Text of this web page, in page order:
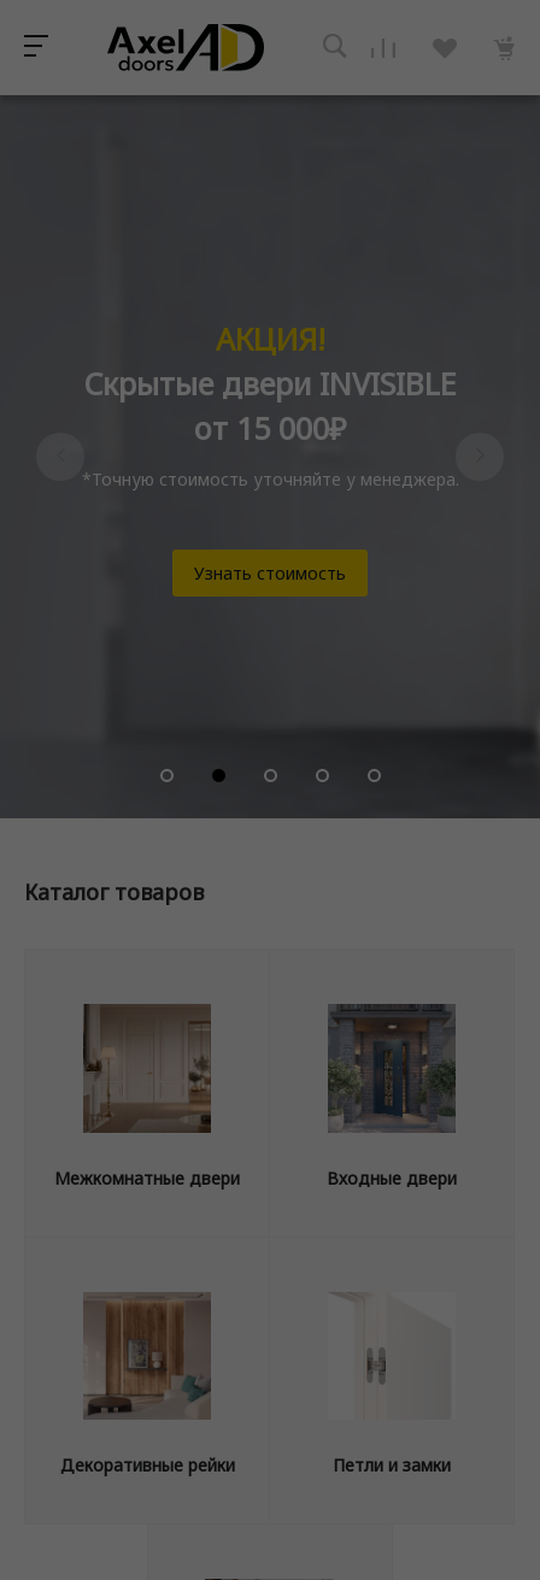
АКЦИЯ!
Скрытые двери INVISIBLE
от 15 000₽
*Точную стоимость уточняйте у менеджера.
Узнать стоимость
Каталог товаров
Межкомнатные двери Входные двери
Декоративные рейки Петли и замки